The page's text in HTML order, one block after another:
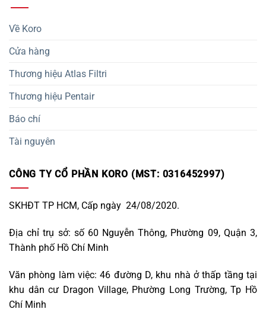
Về Koro
Cửa hàng
Thương hiệu Atlas Filtri
Thương hiệu Pentair
Báo chí
Tài nguyên
CÔNG TY CỔ PHẦN KORO (MST: 0316452997)
SKHĐT TP HCM, Cấp ngày 24/08/2020.
Địa chỉ trụ sở: số 60 Nguyễn Thông, Phường 09, Quận 3,
Thành phố Hồ Chí Minh
Văn phòng làm việc: 46 đường D, khu nhà ở thấp tầng tại
khu dân cư Dragon Village, Phường Long Trường, Tp Hồ
Chí Minh